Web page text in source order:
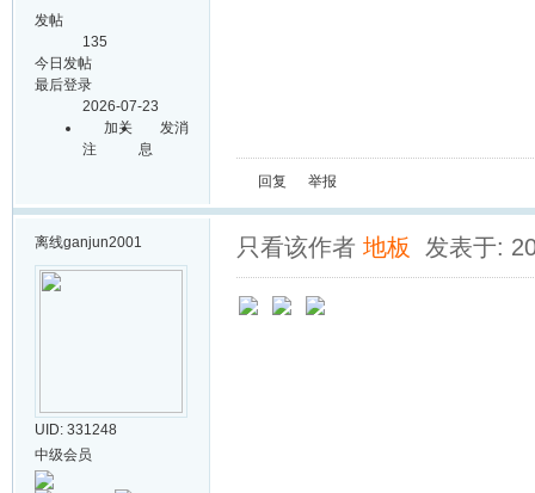
发帖
135
今日发帖
最后登录
2026-07-23
加关
注
发消
息
回复 举报
离线ganjun2001
UID: 331248
中级会员
只看该作者 地板 发表于: